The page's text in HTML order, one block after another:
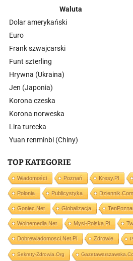
Waluta
Dolar amerykański
Euro
Frank szwajcarski
Funt szterling
Hrywna (Ukraina)
Jen (Japonia)
Korona czeska
Korona norweska
Lira turecka
Yuan renminbi (Chiny)
TOP KATEGORIE
Wiadomości Poznań Kresy.pl
Polonia Publicystyka Dziennik.com
Goniec.net Globalizacja
Wolnemedia.net Mysl-Polska.pl
Dobrewiadomosci.net.pl Zdrowie
Sekrety-Zdrowia.org